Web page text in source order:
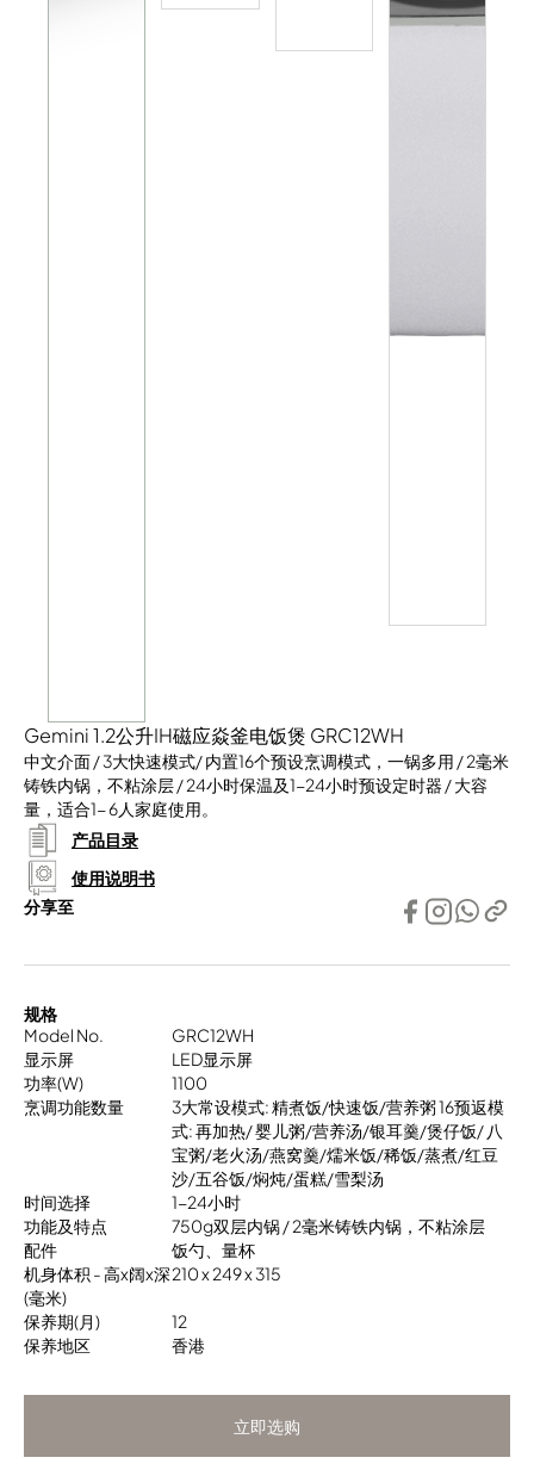
Gemini 1.2公升IH磁应焱釜电饭煲 GRC12WH
中文介面 / 3大快速模式/ 内置16个预设烹调模式，一锅多用 / 2毫米
铸铁内锅，不粘涂层 / 24小时保温及1-24小时预设定时器 / 大容
量，适合1- 6人家庭使用。
产品目录
使用说明书
分享至
规格
Model No.
GRC12WH
显示屏
LED显示屏
功率(W)
1100
烹调功能数量
3大常设模式: 精煮饭/快速饭/营养粥 16预返模
式: 再加热/ 婴儿粥/营养汤/银耳羹/煲仔饭/ 八
宝粥/老火汤/燕窝羹/燸米饭/稀饭/蒸煮/红豆
沙/五谷饭/焖炖/蛋糕/雪梨汤
时间选择
1-24小时
功能及特点
750g双层内锅 / 2毫米铸铁内锅，不粘涂层
配件
饭勺、量杯
机身体积 - 高x阔x深
(毫米)
210 x 249 x 315
保养期(月)
12
保养地区
香港
立即选购
立即选购